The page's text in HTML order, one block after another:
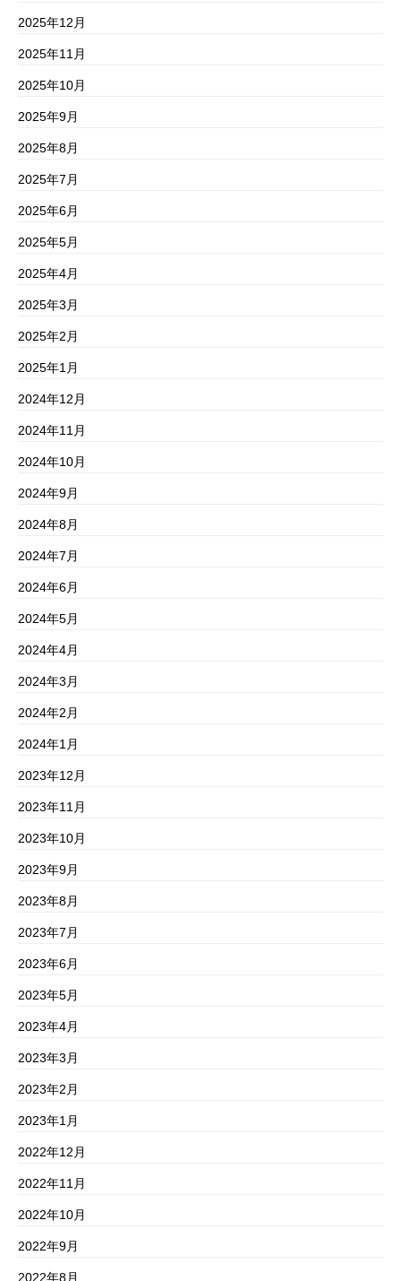
2025年12月
2025年11月
2025年10月
2025年9月
2025年8月
2025年7月
2025年6月
2025年5月
2025年4月
2025年3月
2025年2月
2025年1月
2024年12月
2024年11月
2024年10月
2024年9月
2024年8月
2024年7月
2024年6月
2024年5月
2024年4月
2024年3月
2024年2月
2024年1月
2023年12月
2023年11月
2023年10月
2023年9月
2023年8月
2023年7月
2023年6月
2023年5月
2023年4月
2023年3月
2023年2月
2023年1月
2022年12月
2022年11月
2022年10月
2022年9月
2022年8月